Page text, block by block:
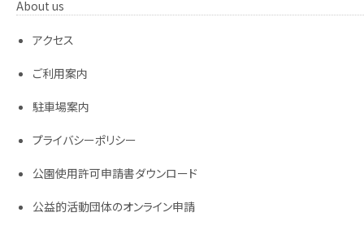
About us
アクセス
ご利用案内
駐車場案内
プライバシーポリシー
公園使用許可申請書ダウンロード
公益的活動団体のオンライン申請